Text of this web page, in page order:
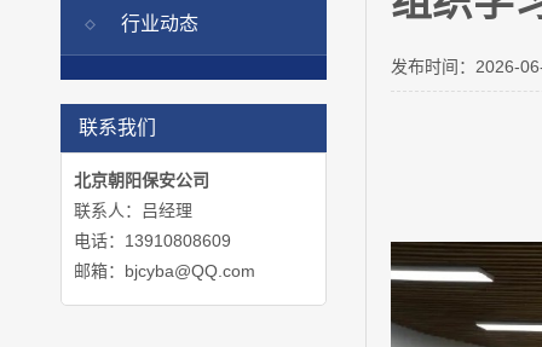
行业动态
联系我们
北京朝阳保安公司
联系人：吕经理
电话：13910808609
邮箱：bjcyba@QQ.com
发布时间： 2026-